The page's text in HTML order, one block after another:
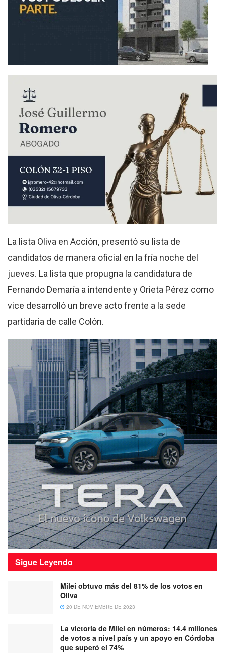
La lista Oliva en Acción, presentó su lista de
candidatos de manera oficial en la fría noche del
jueves. La lista que propugna la candidatura de
Fernando Demaría a intendente y Orieta Pérez como
vice desarrolló un breve acto frente a la sede
partidaria de calle Colón.
Sigue Leyendo
Milei obtuvo más del 81% de los votos en
Oliva
20 DE NOVIEMBRE DE 2023
La victoria de Milei en números: 14.4 millones
de votos a nivel país y un apoyo en Córdoba
que superó el 74%